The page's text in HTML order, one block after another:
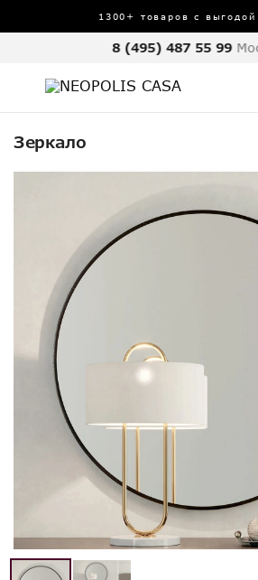
1300+ товаров с выгодой
8 (495) 487 55 99
Зеркало